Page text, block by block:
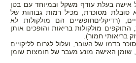
בעלת עודף משקל ובמיוחד עם בטן
סובלת מסוכרת, מכיל רמות גבוהות של
(רדיקליםחופשיים הם מולקולות לא
מולקולות בריאות והופכים אותן
בריאותי חמור).
בדמו של העובר, ועלול לגרום לליקויים
שומן האישה מונע מעבר של חומצות שומן